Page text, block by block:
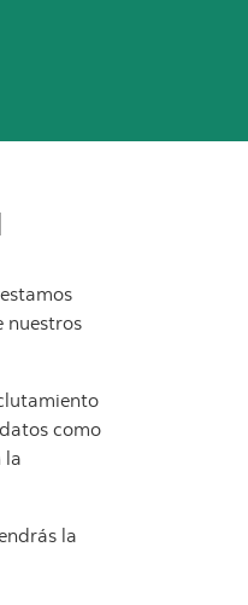
nuestros
como
la
la